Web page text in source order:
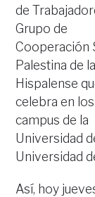
de
Grupo de
Cooperación
Palestina de la
Hispalense
celebra en los
campus de la
Universidad
Universidad
Así, hoy